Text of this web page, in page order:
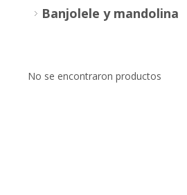
Banjolele y mandolina
No se encontraron productos